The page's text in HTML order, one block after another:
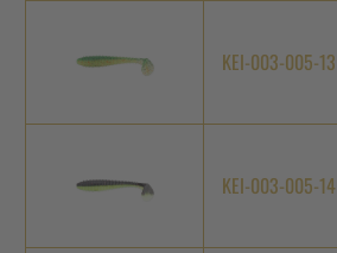
KEI-003-005-13
KEI-003-005-14